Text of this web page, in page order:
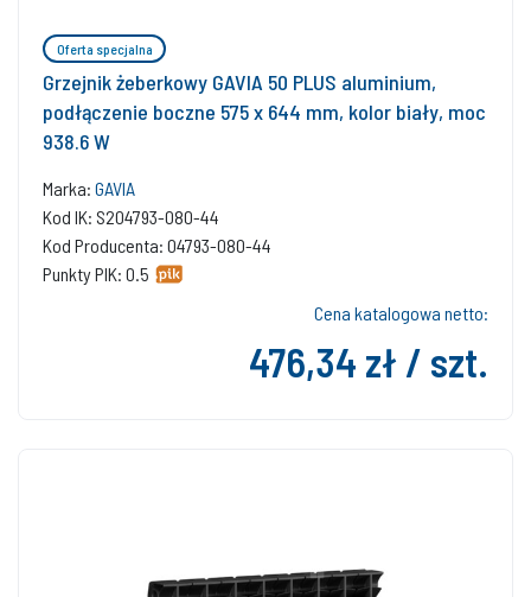
Oferta specjalna
Grzejnik żeberkowy GAVIA 50 PLUS aluminium,
podłączenie boczne 575 x 644 mm, kolor biały, moc
938.6 W
Marka: GAVIA
Kod IK: S204793-080-44
Kod Producenta: 04793-080-44
Punkty PIK: 0.5
Cena katalogowa netto:
476,34 zł / szt.